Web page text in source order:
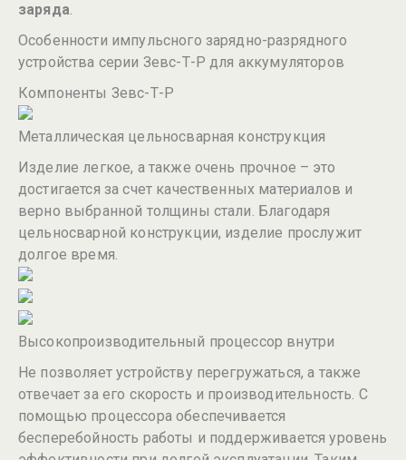
заряда.
Особенности импульсного зарядно-разрядного
устройства серии Зевс-Т-Р для аккумуляторов
Компоненты Зевс-Т-Р
Металлическая цельносварная конструкция
Изделие легкое, а также очень прочное – это
достигается за счет качественных материалов и
верно выбранной толщины стали. Благодаря
цельносварной конструкции, изделие прослужит
долгое время.
Высокопроизводительный процессор внутри
Не позволяет устройству перегружаться, а также
отвечает за его скорость и производительность. С
помощью процессора обеспечивается
бесперебойность работы и поддерживается уровень